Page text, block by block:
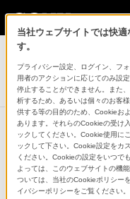
ポータブルオーディ
ウォークマンWM1シリーズ[メモリ
NW-WM1AM2
ハイレゾ再生
タルアンプ「
当社ウェブサイトでは快
す。
プライバシー設定、ログイン、フ
用者のアクションに応じてのみ設
停止することができません。また
析するため、あるいは個々のお客
供する等の目的のため、Cookieお
あります。それらのCookieの受け
ックしてください。Cookie使用に
ックして下さい。Cookie設定をカ
ください。Cookieの設定をいつで
よっては、このウェブサイトの機
ついては、当社のCookieポリシー
イバシーポリシーをご覧ください。